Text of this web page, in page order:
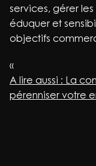
services, gérer
éduquer et
objectifs
«
A lire aussi : La
pérenniser votre